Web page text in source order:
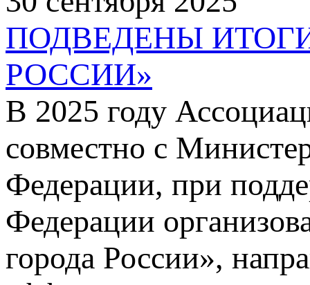
ПОДВЕДЕНЫ
РОССИИ»
В 2025 году
совместно с
Федерации, при
Федерации
города России»,